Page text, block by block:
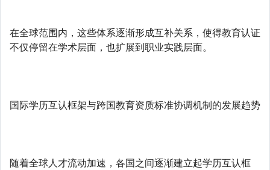
在全球范围内，这些体系逐渐形成互补关系，使得教育认证
不仅停留在学术层面，也扩展到职业实践层面。
国际学历互认框架与跨国教育资质标准协调机制的发展趋势
随着全球人才流动加速，各国之间逐渐建立起学历互认框